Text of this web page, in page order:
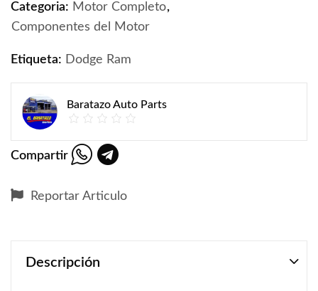
Categoria: Motor Completo,
Componentes del Motor
Etiqueta: Dodge Ram
Baratazo Auto Parts
Compartir
Reportar Articulo
Descripción